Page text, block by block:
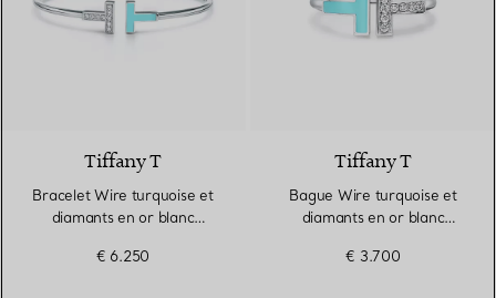
Tiffany T
Bracelet Wire turquoise et
diamants en or blanc
€ 6.250
Tiffany T
Bague Wire turquoise et
diamants en or blanc
€ 3.700